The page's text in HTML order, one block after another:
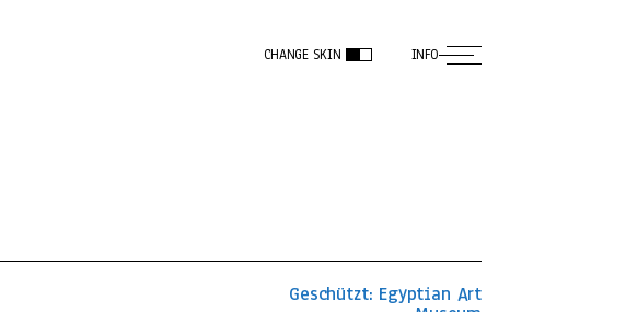
CHANGE SKIN INFO
Geschützt: Egyptian Art